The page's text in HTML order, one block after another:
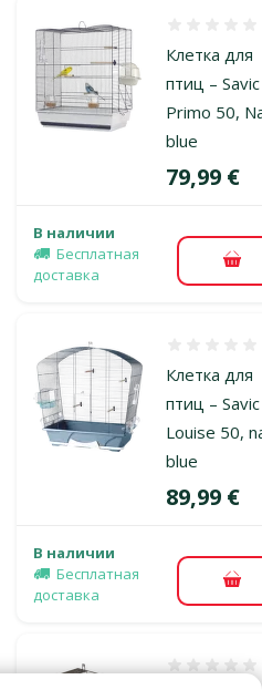
Клетка для
птиц – Savic
Primo 50,
blue
Цена
79,99 €
В наличии
Бесплатная
доставка
В
Клетка для
птиц – Savic
Louise 50,
blue
Цена
89,99 €
В наличии
Бесплатная
доставка
В
Оценка 0%